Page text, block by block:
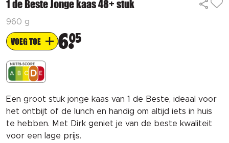
1 de Beste Jonge kaas 48+ stuk
960 g
VOEG TOE 605
Een groot stuk jonge kaas van 1 de Beste, ideaal voor
het ontbijt of de lunch en handig om altijd iets in huis
te hebben. Met Dirk geniet je van de beste kwaliteit
voor een lage prijs.